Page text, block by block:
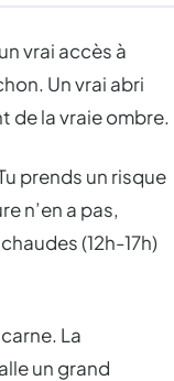
vrai accès à
Un vrai abri
de la vraie ombre.
prends un risque
n’en a pas,
(12h-17h)
La
un grand